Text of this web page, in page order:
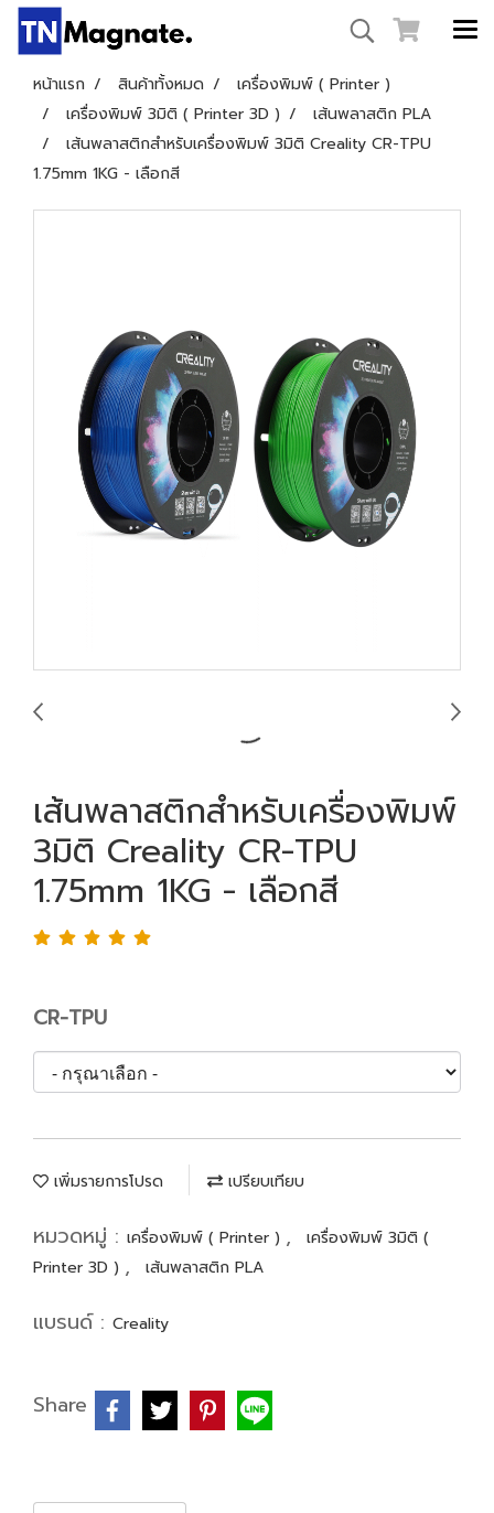
หน้าแรก สินค้าทั้งหมด
เครื่องพิมพ์ ( Printer )
เครื่องพิมพ์ 3มิติ ( Printer 3D )
เส้นพลาสติก PLA
เส้นพลาสติกสำหรับเครื่องพิมพ์ 3มิติ Creality CR-TPU
1.75mm 1KG - เลือกสี
เส้นพลาสติกสำหรับเครื่องพิมพ์
3มิติ Creality CR-TPU
1.75mm 1KG - เลือกสี
CR-TPU
เพิ่มรายการโปรด เปรียบเทียบ
หมวดหมู่ : เครื่องพิมพ์ ( Printer ) ,
เครื่องพิมพ์ 3มิติ (
Printer 3D ) , เส้นพลาสติก PLA
แบรนด์ : Creality
Share